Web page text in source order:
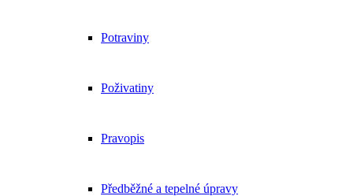
Potraviny
Poživatiny
Pravopis
Předběžné a tepelné úpravy